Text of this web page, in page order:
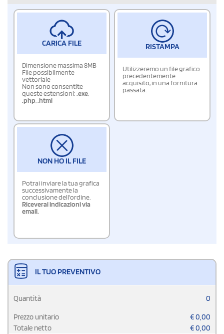
CARICA FILE
Dimensione massima 8MB
File possibilmente
vettoriale
Non sono consentite
queste estensioni:.exe,
.php,.html
RISTAMPA
Utilizzeremo un file grafico
precedentemente
acquisito, in una fornitura
passata.
NON HO IL FILE
Potrai inviare la tua grafica
successivamente la
conclusione dell'ordine.
Riceverai indicazioni via
email.
IL TUO PREVENTIVO
Quantità 0
Prezzo unitario €0,00
Totale netto
€0,00